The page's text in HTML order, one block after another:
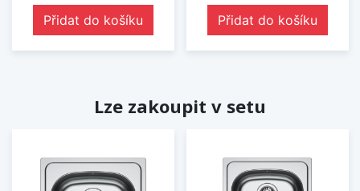
Přidat do košíku Přidat do košíku
Lze zakoupit v setu